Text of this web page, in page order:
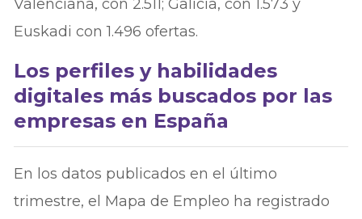
Valenciana, con 2.511; Galicia, con 1.573 y
Euskadi con 1.496 ofertas.
Los perfiles y habilidades
digitales más buscados por las
empresas en España
En los datos publicados en el último
trimestre, el Mapa de Empleo ha registrado